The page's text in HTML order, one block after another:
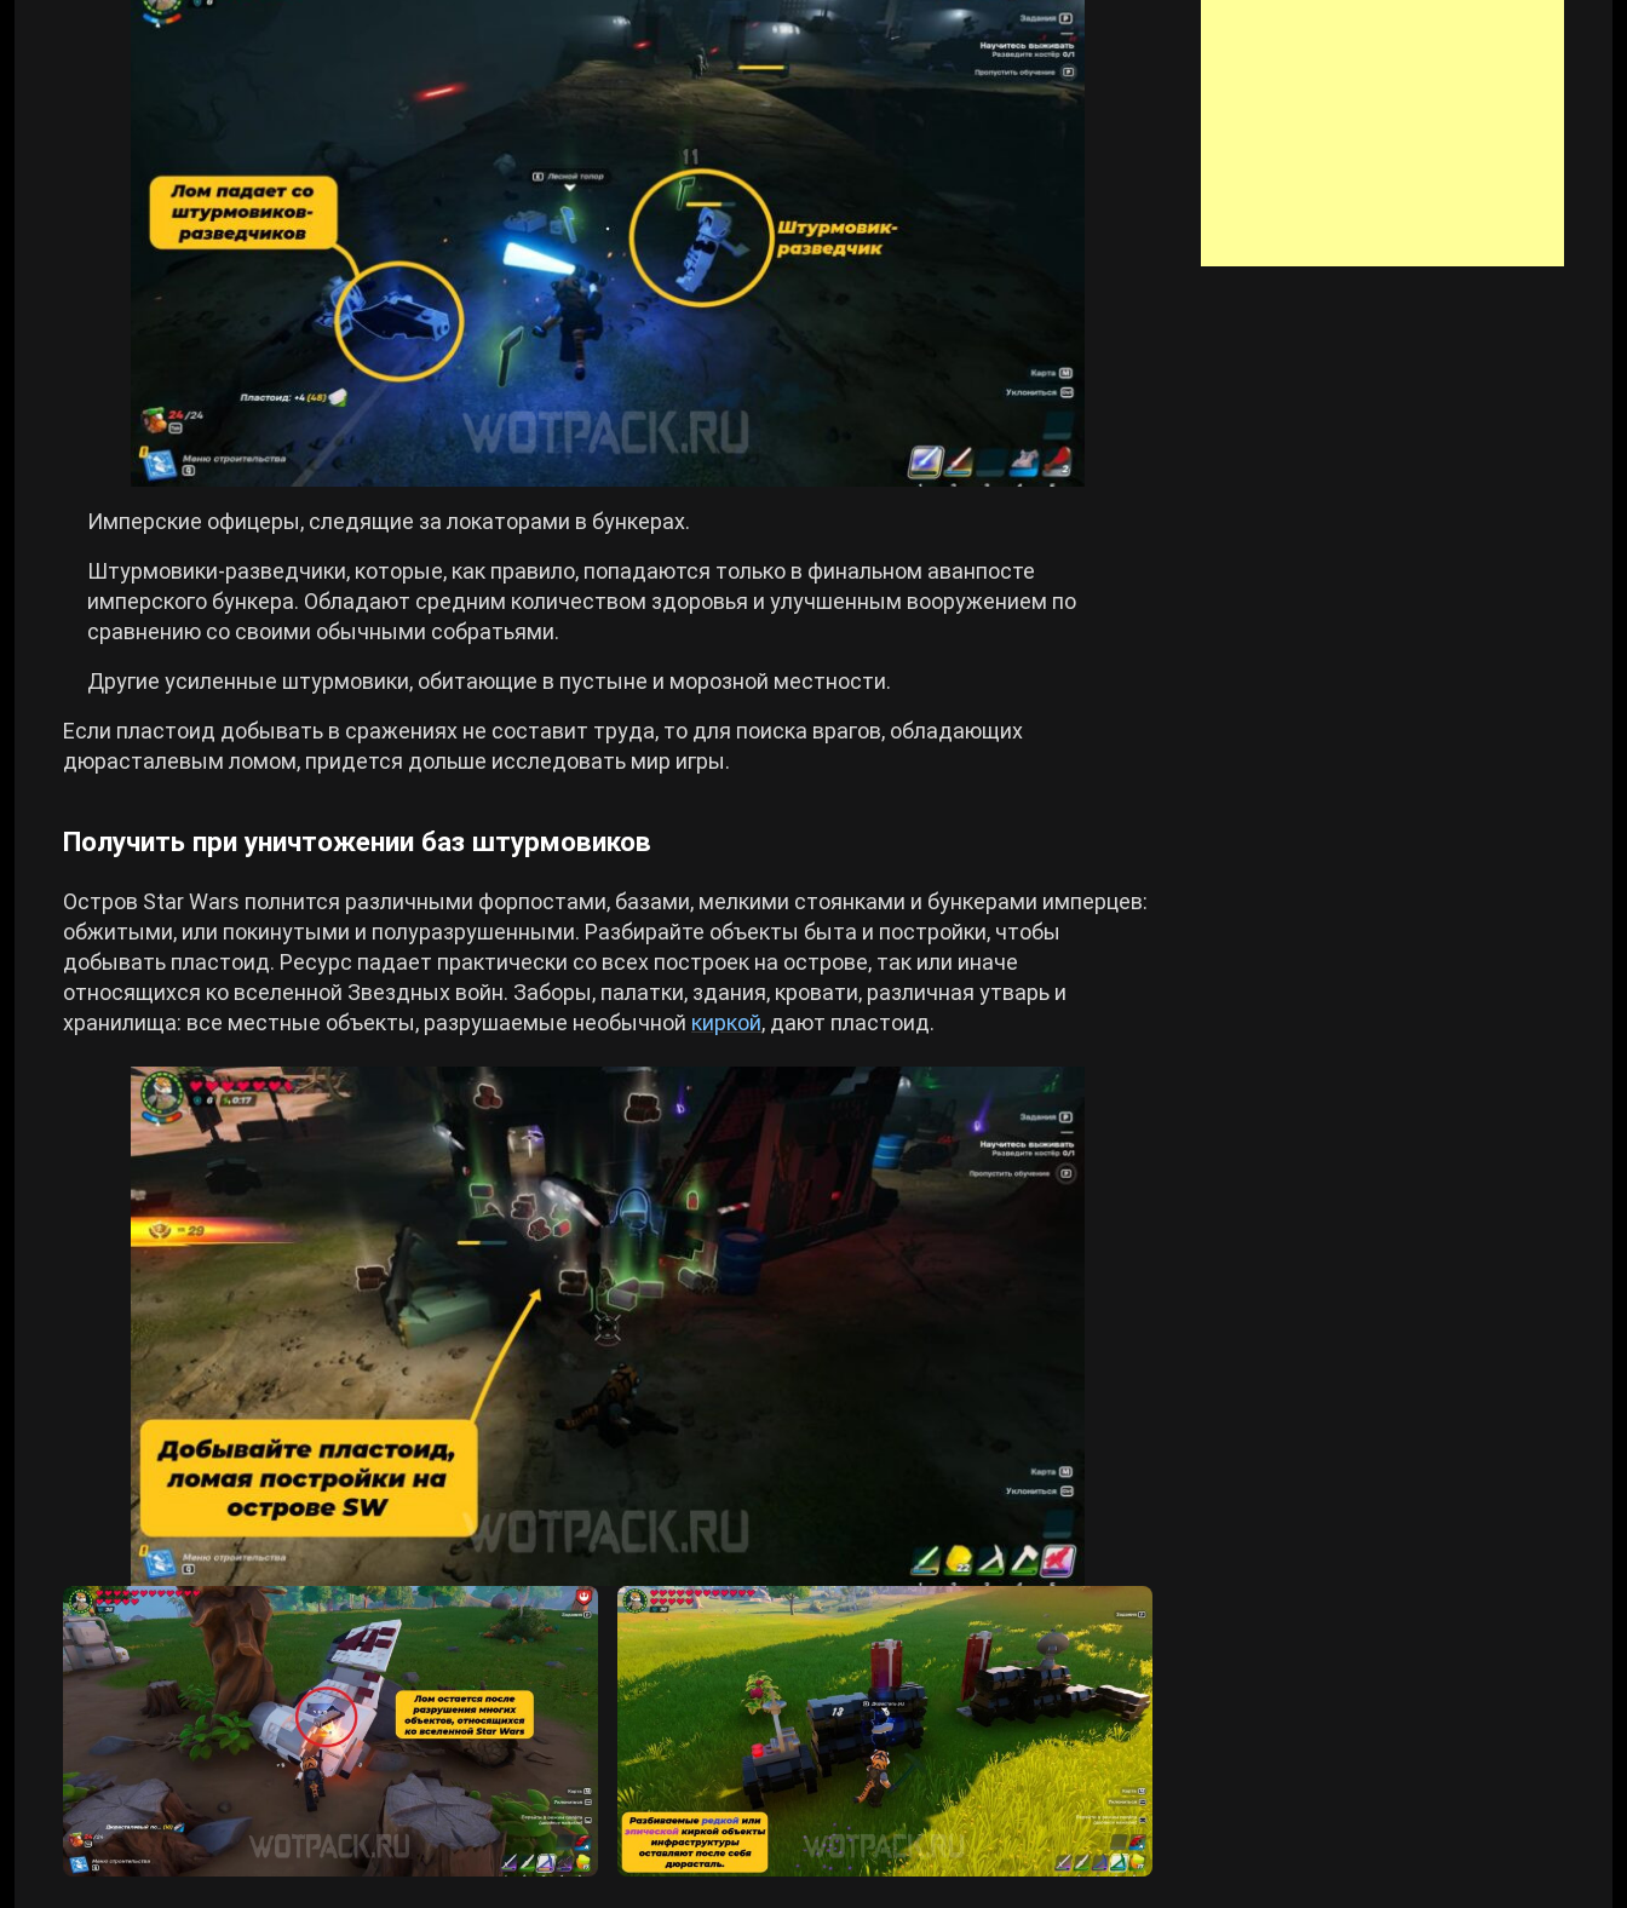
Имперские офицеры, следящие за локаторами в бункерах.
Штурмовики-разведчики, которые, как правило, попадаются только в финальном аванпосте
имперского бункера. Обладают средним количеством здоровья и улучшенным вооружением по
сравнению со своими обычными собратьями.
Другие усиленные штурмовики, обитающие в пустыне и морозной местности.
Если пластоид добывать в сражениях не составит труда, то для поиска врагов, обладающих
дюрасталевым ломом, придется дольше исследовать мир игры.
Получить при уничтожении баз штурмовиков
Остров Star Wars полнится различными форпостами, базами, мелкими стоянками и бункерами имперцев:
обжитыми, или покинутыми и полуразрушенными. Разбирайте объекты быта и постройки, чтобы
добывать пластоид. Ресурс падает практически со всех построек на острове, так или иначе
относящихся ко вселенной Звездных войн. Заборы, палатки, здания, кровати, различная утварь и
хранилища: все местные объекты, разрушаемые необычной киркой, дают пластоид.